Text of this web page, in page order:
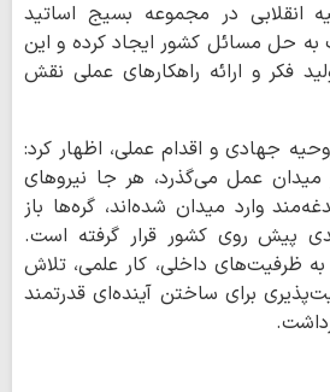
در مجموعه بسیج اساتید
به حل مسائل کشور ایجاد کرده و این
فکر و ارائه راهکارهای عملی نقش
جهادی و اقدام عملی، اظهار کرد:
عمل می‌گذرد، هر جا نیروهای
وارد میدان شده‌اند، گره‌ها باز
پیش روی کشور قرار گرفته است.
به ظرفیت‌های داخلی، کار علمی، تلاش
برای ساختن آینده‌ای قدرتمند